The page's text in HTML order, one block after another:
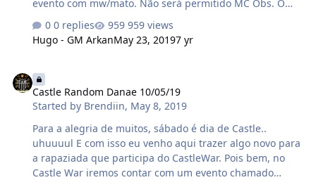
evento com mw/mato. Não será permitido MC Obs. O
teleport para o evento será criado nos templos de
Enigma e Thais ATT, SGM Arkan
0 replies
959 views
Hugo - GM ArkanMay 23, 20197 yr
Castle Random Danae 10/05/19
Started by Brendiin, May 8, 2019
Para a alegria de muitos, sábado é dia de Castle..
uhuuuul E com isso eu venho aqui trazer algo novo para
a rapaziada que participa do CastleWar. Pois bem, no
Castle War iremos contar com um evento chamado